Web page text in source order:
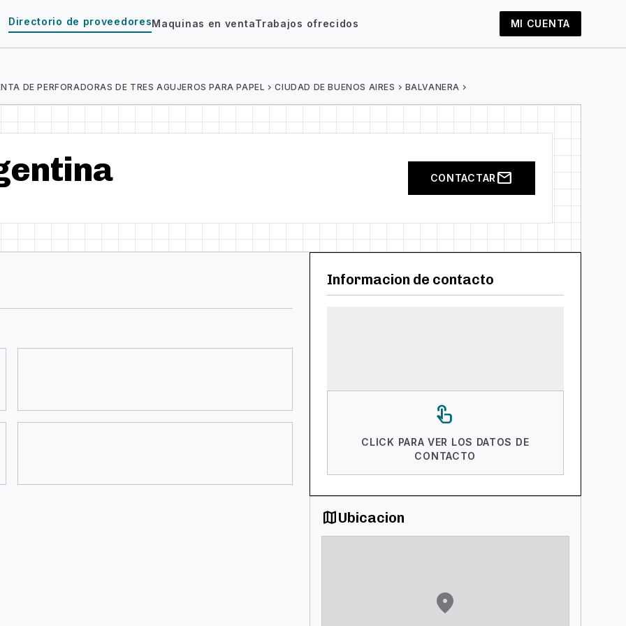
Directorio de proveedoresMaquinas en ventaTrabajos ofrecidos MI CUENTA
DE PERFORADORAS DE TRES AGUJEROS PARA PAPEL chevron_rightCIUDAD DE BUENOS AIRES chevron_right BALVANERA chevron_right
CONTACTAR mail
Informacion de contacto
touch_app
CLICK PARA VER LOS DATOS DE
CONTACTO
mapUbicacion
location_on